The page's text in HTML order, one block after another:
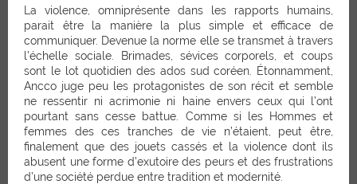
La violence, omniprésente dans les rapports humains,
parait être la manière la plus simple et efficace de
communiquer. Devenue la norme elle se transmet à travers
l’échelle sociale. Brimades, sévices corporels, et coups
sont le lot quotidien des ados sud coréen. Étonnamment,
Ancco juge peu les protagonistes de son récit et semble
ne ressentir ni acrimonie ni haine envers ceux qui l’ont
pourtant sans cesse battue. Comme si les Hommes et
femmes des ces tranches de vie n’étaient, peut être,
finalement que des jouets cassés et la violence dont ils
abusent une forme d’exutoire des peurs et des frustrations
d’une société perdue entre tradition et modernité.